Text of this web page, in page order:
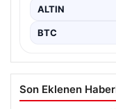
ALTIN
BTC
Son Eklenen